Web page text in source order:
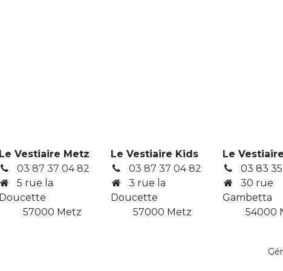
Le Vestiaire Metz
03 87 37 04 82
5 rue la
Doucette
57000 Metz
Le Vestiaire Kids
03 87 37 04 82
3 rue la
Doucette
​ 57000 Metz
Le
03 83 35
30 rue
Gambetta
54000